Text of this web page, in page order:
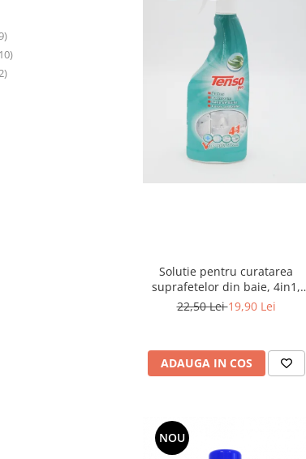
Solutie pentru curatarea
suprafetelor din baie, 4in1,
750ml
22,50 Lei19,90 Lei
ADAUGA IN COS
NOU